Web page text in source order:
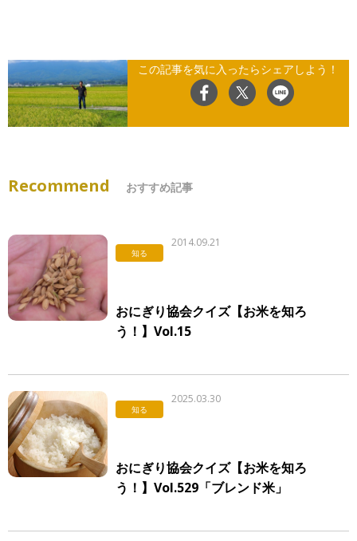
この記事を気に入ったらシェアしよう！
Recommend おすすめ記事
知る
2014.09.21
おにぎり協会クイズ【お米を知ろ
う！】Vol.15
知る
2025.03.30
おにぎり協会クイズ【お米を知ろ
う！】Vol.529「ブレンド米」